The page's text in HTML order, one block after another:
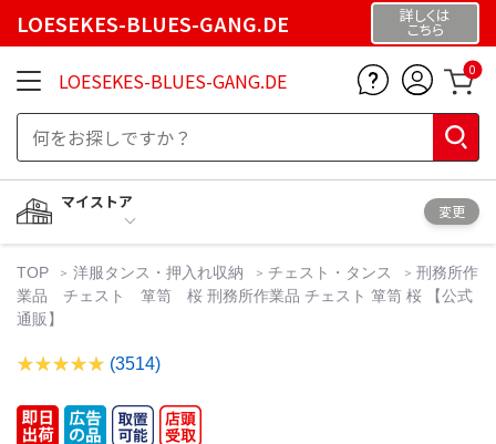
LOESEKES-BLUES-GANG.DE 詳しくは
こちら
LOESEKES-BLUES-GANG.DE 0
マイストア
変更
TOP 洋服タンス・押入れ収納 チェスト・タンス
刑務所作
業品 チェスト 箪笥 桜 刑務所作業品 チェスト 箪笥 桜 【公式
通販】
(3514)